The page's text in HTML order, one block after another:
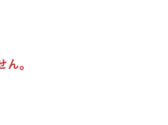
。